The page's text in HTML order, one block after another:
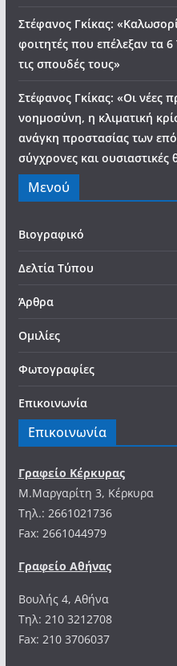
Στέφανος Γκίκας:
φοιτητές που επέλεξαν τα
τις σπουδές τους»
Στέφανος Γκίκας: «Οι νέες
νοημοσύνη, η κλιματική
ανάγκη προστασίας των
σύγχρονες και ουσιαστικές
Μενού
Βιογραφικό
Δελτία Τύπου
Άρθρα
Ομιλίες
Φωτογραφίες
Επικοινωνία
Επικοινωνία
Γραφείο Κέρκυρας
Μ.Μαργαρίτη 3, Κέρκυρα
Tηλ.: 2661021736
Fax: 2661044979
Γραφείο Αθήνας
Βουλής 4, Αθήνα
Τηλ: 210 3212708
Fax: 210 3706037